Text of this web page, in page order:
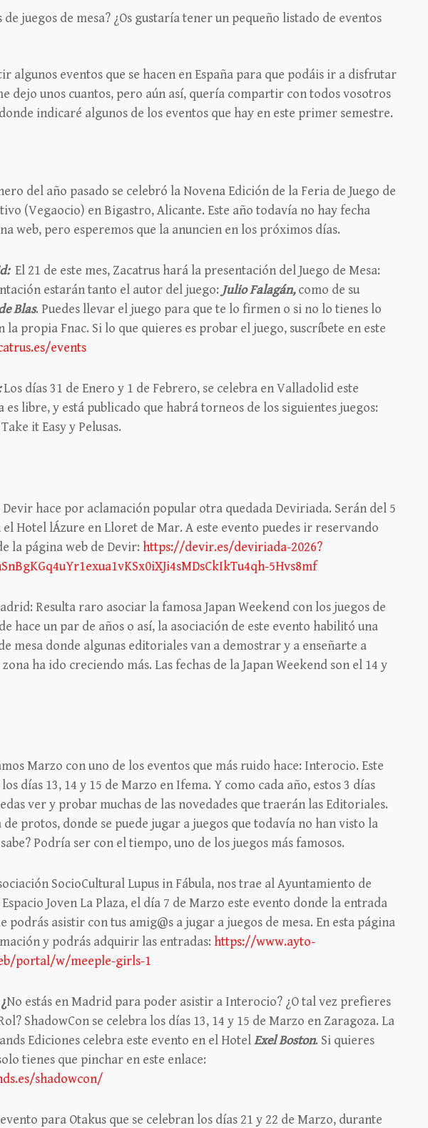
de juegos de mesa? ¿Os gustaría tener un pequeño listado de eventos
algunos eventos que se hacen en España para que podáis ir a disfrutar
dejo unos cuantos, pero aún así, quería compartir con todos vosotros
indicaré algunos de los eventos que hay en este primer semestre.
del año pasado se celebró la Novena Edición de la Feria de Juego de
(Vegaocio) en Bigastro, Alicante. Este año todavía no hay fecha
web, pero esperemos que la anuncien en los próximos días.
El 21 de este mes, Zacatrus hará la presentación del Juego de Mesa:
estarán tanto el autor del juego: Julio Falagán,como de su
Blas. Puedes llevar el juego para que te lo firmen o si no lo tienes lo
la propia Fnac. Si lo que quieres es probar el juego, suscríbete en este
events
Los días 31 de Enero y 1 de Febrero, se celebra en Valladolid este
es libre, y está publicado que habrá torneos de los siguientes juegos:
it Easy y Pelusas.
Devir hace por aclamación popular otra quedada Deviriada. Serán del 5
el Hotel lÁzure en Lloret de Mar. A este evento puedes ir reservando
la página web de Devir: https://devir.es/deviriada-2026?
5Hvs8mf
Resulta raro asociar la famosa Japan Weekend con los juegos de
hace un par de años o así, la asociación de este evento habilitó una
mesa donde algunas editoriales van a demostrar y a enseñarte a
ha ido creciendo más. Las fechas de la Japan Weekend son el 14 y
Marzo con uno de los eventos que más ruido hace: Interocio. Este
días 13, 14 y 15 de Marzo en Ifema. Y como cada año, estos 3 días
ver y probar muchas de las novedades que traerán las Editoriales.
de protos, donde se puede jugar a juegos que todavía no han visto la
Podría ser con el tiempo, uno de los juegos más famosos.
SocioCultural Lupus in Fábula, nos trae al Ayuntamiento de
Joven La Plaza, el día 7 de Marzo este evento donde la entrada
podrás asistir con tus amig@s a jugar a juegos de mesa. En esta página
y podrás adquirir las entradas: https://www.ayto-
portal/w/meeple-girls-1
No estás en Madrid para poder asistir a Interocio? ¿O tal vez prefieres
ShadowCon se celebra los días 13, 14 y 15 de Marzo en Zaragoza. La
Ediciones celebra este evento en el HotelExel Boston. Si quieres
tienes que pinchar en este enlace:
shadowcon/
para Otakus que se celebran los días 21 y 22 de Marzo, durante